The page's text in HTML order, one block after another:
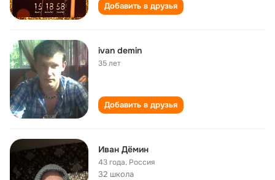
Добавить в друзья
ivan demin
35 лет
Добавить в друзья
Иван Дёмин
43 года, Россия
32 школа